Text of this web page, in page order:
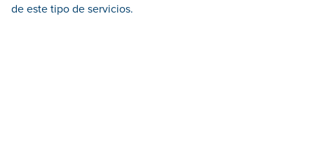
de este tipo de servicios.